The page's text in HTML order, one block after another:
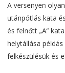
A versenyen
utánpótlás kata
és felnőtt „A”
helytállása
felkészülésük és